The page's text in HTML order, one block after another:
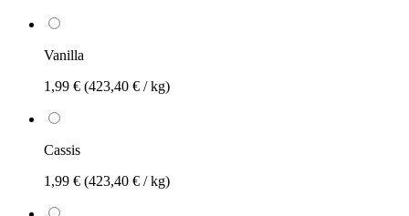
Vanilla
1,99 € (423,40 € / kg)
Cassis
1,99 € (423,40 € / kg)